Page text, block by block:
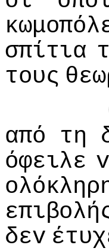
σπίτια
τoυς
από τη
όφειλε
δεv